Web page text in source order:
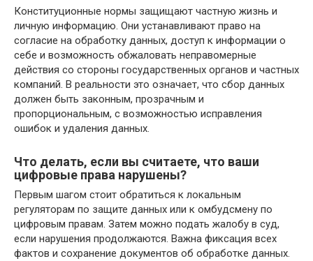
Конституционные нормы защищают частную жизнь и
личную информацию. Они устанавливают право на
согласие на обработку данных, доступ к информации о
себе и возможность обжаловать неправомерные
действия со стороны государственных органов и частных
компаний. В реальности это означает, что сбор данных
должен быть законным, прозрачным и
пропорциональным, с возможностью исправления
ошибок и удаления данных.
Что делать, если вы считаете, что ваши
цифровые права нарушены?
Первым шагом стоит обратиться к локальным
регуляторам по защите данных или к омбудсмену по
цифровым правам. Затем можно подать жалобу в суд,
если нарушения продолжаются. Важна фиксация всех
фактов и сохранение документов об обработке данных.